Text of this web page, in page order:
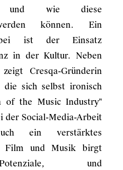
und wie diese
können. Ein
ist der Einsatz
in der Kultur. Neben
Cresqa-Gründerin
die sich selbst ironisch
of the Music Industry"
der Social-Media-Arbeit
ein verstärktes
Film und Musik birgt
und